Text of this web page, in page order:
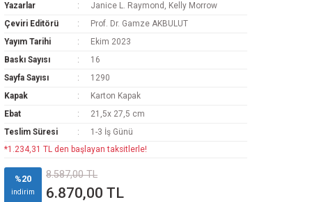
Yazarlar
Janice L. Raymond, Kelly Morrow
Çeviri Editörü
Prof. Dr. Gamze AKBULUT
Yayım Tarihi
Ekim 2023
Baskı Sayısı
16
Sayfa Sayısı
1290
Kapak
Karton Kapak
Ebat
21,5x 27,5 cm
Teslim Süresi
1-3 İş Günü
*1.234,31 TL den başlayan taksitlerle!
%20
indirim
8.587,00 TL
6.870,00 TL